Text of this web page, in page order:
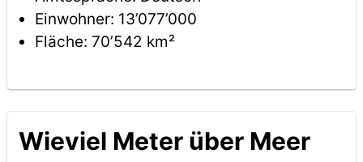
Einwohner: 13’077’000
Fläche: 70’542 km²
Wieviel Meter über Meer